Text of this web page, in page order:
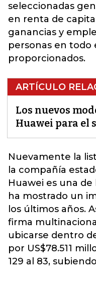
seleccionadas
en renta de
ganancias y
personas en todo
proporcionados.
ARTÍCULO
Los nuevos
Huawei para el
Nuevamente la
la compañía
Huawei es una de
ha mostrado un
los últimos años.
firma
ubicarse dentro
por US$78.511
129 al 83,